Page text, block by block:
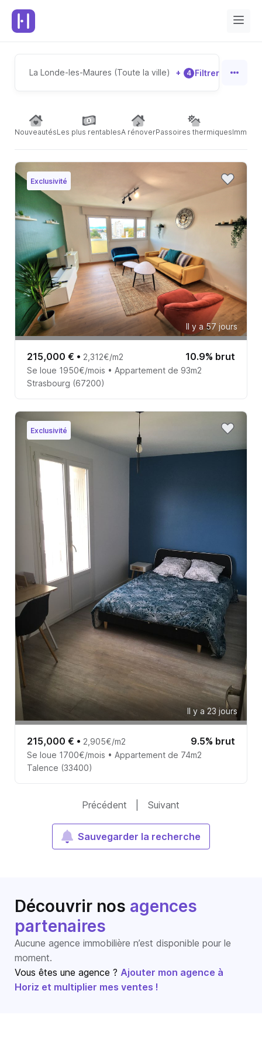
La Londe-les-Maures (Toute la ville) + 4 Filtrer
NouveautésLes plus rentablesA rénoverPassoires thermiques
Exclusivité
Il y a 57 jours
215,000 € • 2,312€/m2 10.9% brut
Se loue 1950€/mois • Appartement de 93m2
Strasbourg (67200)
Exclusivité
Il y a 23 jours
215,000 € • 2,905€/m2 9.5% brut
Se loue 1700€/mois • Appartement de 74m2
Talence (33400)
Précédent Suivant
Sauvegarder la recherche
Découvrir nos agences
partenaires
Aucune agence immobilière n’est disponible pour le
moment.
Vous êtes une agence ? Ajouter mon agence à
Horiz et multiplier mes ventes !